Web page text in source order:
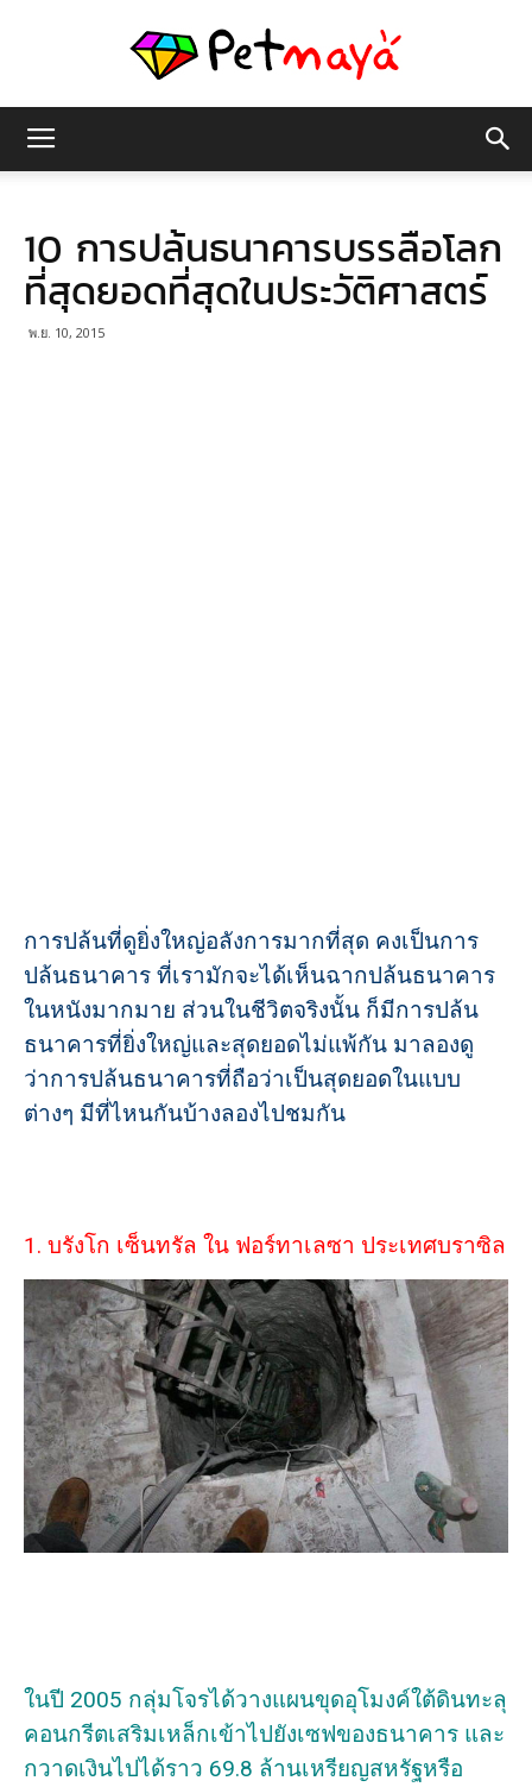
มายา
10 การปล้นธนาคารบรรลือโลก
ที่สุดยอดที่สุดในประวัติศาสตร์
พ.ย. 10, 2015
การปล้นที่ดูยิ่งใหญ่อลังการมากที่สุด คงเป็นการ
ปล้นธนาคาร ที่เรามักจะได้เห็นฉากปล้นธนาคาร
ในหนังมากมาย ส่วนในชีวิตจริงนั้น ก็มีการปล้น
ธนาคารที่ยิ่งใหญ่และสุดยอดไม่แพ้กัน มาลองดู
ว่าการปล้นธนาคารที่ถือว่าเป็นสุดยอดในแบบ
ต่างๆ มีที่ไหนกันบ้างลองไปชมกัน
1. บรังโก เซ็นทรัล ใน ฟอร์ทาเลซา ประเทศบราซิล
ในปี 2005 กลุ่มโจรได้วางแผนขุดอุโมงค์ใต้ดินทะลุ
คอนกรีตเสริมเหล็กเข้าไปยังเซฟของธนาคาร และ
กวาดเงินไปได้ราว 69.8 ล้านเหรียญสหรัฐหรือ